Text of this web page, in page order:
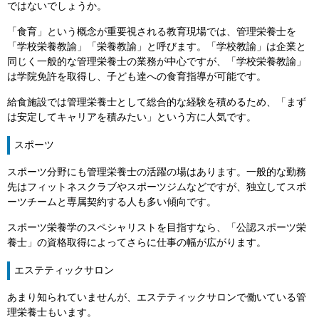
ではないでしょうか。
「食育」という概念が重要視される教育現場では、管理栄養士を
「学校栄養教諭」「栄養教諭」と呼びます。「学校教諭」は企業と
同じく一般的な管理栄養士の業務が中心ですが、「学校栄養教諭」
は学院免許を取得し、子ども達への食育指導が可能です。
給食施設では管理栄養士として総合的な経験を積めるため、「まず
は安定してキャリアを積みたい」という方に人気です。
スポーツ
スポーツ分野にも管理栄養士の活躍の場はあります。一般的な勤務
先はフィットネスクラブやスポーツジムなどですが、独立してスポ
ーツチームと専属契約する人も多い傾向です。
スポーツ栄養学のスペシャリストを目指すなら、「公認スポーツ栄
養士」の資格取得によってさらに仕事の幅が広がります。
エステティックサロン
あまり知られていませんが、エステティックサロンで働いている管
理栄養士もいます。